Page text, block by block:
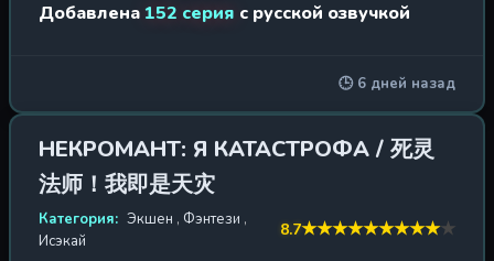
забитого юноши пылает пламя неукротимой воли,
таинственной сферы, — навсегда меняет его судьбу,
открывая доступ к запретным знаниям и могуществу, о
котором мечтают миллионы. «Противостояние Святого»
— это не просто история возвышения, это мрачный и
беспощадный эпос о цене силы. Ван Линь не герой в
белых одеждах; он — воплощение принципа «цель
оправдывает средства». Путь культивации для него —
Добавлена 152 серия с русской озвучкой
🕒 6 дней назад
НЕКРОМАНТ: Я КАТАСТРОФА / 死灵
法师！我即是天灾
Категория: Экшен , Фэнтези ,
Исэкай
8.7★★★★★★★★★★